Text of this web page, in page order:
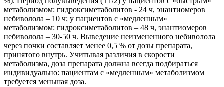
метаболизмом: гидроксиметаболитов - 24 ч, энантиомеров
небиволола – 10 ч; у пациентов с «медленным»
метаболизмом: гидроксиметаболитов – 48 ч, энантиомеров
небиволола – 30-50 ч. Выведение неизмененного небиволола
через почки составляет менее 0,5 % от дозы препарата,
принятого внутрь. Учитывая различия в скорости
метаболизма, доза препарата должна всегда подбираться
индивидуально: пациентам с «медленным» метаболизмом
требуется меньшая доза.